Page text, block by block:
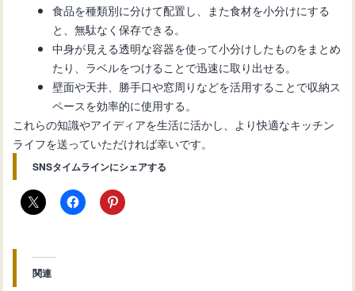
食品を種類別に分けて配置し、また食材を小分けにする
と、無駄なく保存できる。
中身が見える透明な容器を使って小分けしたものをまとめ
たり、ラベルをつけることで迅速に取り出せる。
壁面や天井、勝手口や窓周りなどを活用することで収納ス
ペースを効率的に使用する。
これらの知識やアイディアを生活に活かし、より快適なキッチン
ライフを送っていただければ幸いです。
SNSタイムラインにシェアする
関連